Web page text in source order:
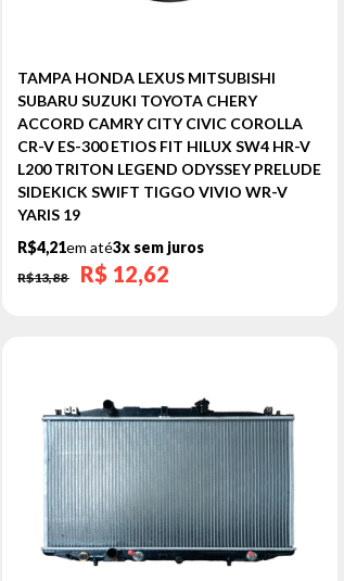
TAMPA HONDA LEXUS MITSUBISHI
SUBARU SUZUKI TOYOTA CHERY
ACCORD CAMRY CITY CIVIC COROLLA
CR-V ES-300 ETIOS FIT HILUX SW4 HR-V
L200 TRITON LEGEND ODYSSEY PRELUDE
SIDEKICK SWIFT TIGGO VIVIO WR-V
YARIS 19
R$4,21em até3x sem juros
R$13,88 R$ 12,62